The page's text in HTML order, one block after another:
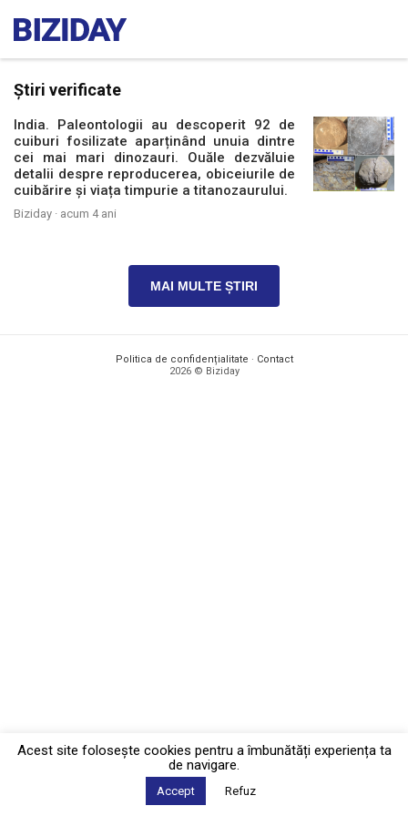
Știri verificate
India. Paleontologii au descoperit 92 de
cuiburi fosilizate aparținând unuia dintre
cei mai mari dinozauri. Ouăle dezvăluie
detalii despre reproducerea, obiceiurile de
cuibărire și viața timpurie a titanozaurului.
Biziday · acum 4 ani
MAI MULTE ȘTIRI
Politica de confidențialitate · Contact
2026 © Biziday
Acest site foloseşte cookies pentru a îmbunătăți experiența ta
de navigare.
Accept Refuz